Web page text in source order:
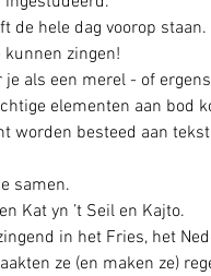
de hele dag voorop staan.
zingen!
als een merel - of
elementen aan bod
worden besteed aan
samen.
Kat yn ’t Seil en Kajto.
in het Fries, het
ze (en maken ze)